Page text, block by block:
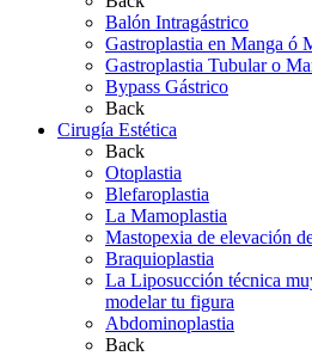
Balón Intragástrico
Gastroplastia en Manga ó
Gastroplastia Tubular o
Bypass Gástrico
Back
Cirugía Estética
Back
Otoplastia
Blefaroplastia
La Mamoplastia
Mastopexia de elevación
Braquioplastia
La Liposucción técnica
modelar tu figura
Abdominoplastia
Back